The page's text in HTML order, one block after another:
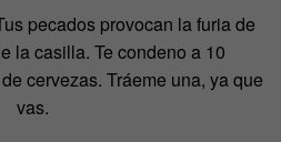
pecados provocan la furia de
la casilla. Te condeno a 10
cervezas. Tráeme una, ya que
vas.